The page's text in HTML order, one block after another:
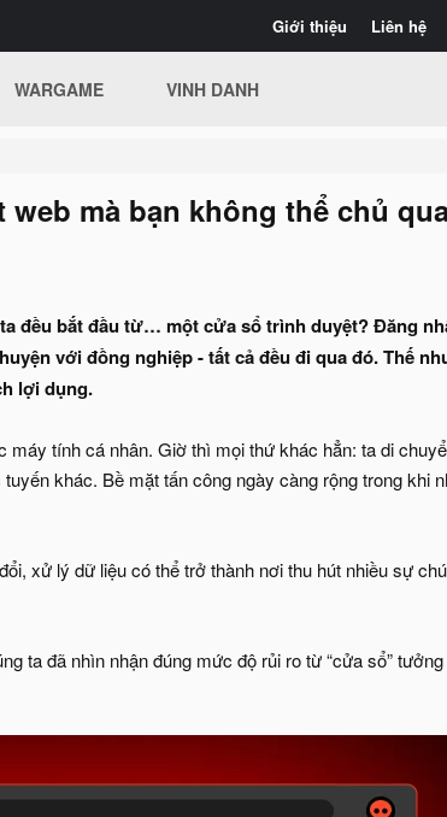
Giới thiệu Liên hệ
WARGAME VINH DANH
mà bạn không thể chủ
đều bắt đầu từ… một cửa sổ trình duyệt? Đăng
với đồng nghiệp - tất cả đều đi qua đó. Thế
lợi dụng.
tính cá nhân. Giờ thì mọi thứ khác hẳn: ta di
khác. Bề mặt tấn công ngày càng rộng trong khi
xử lý dữ liệu có thể trở thành nơi thu hút nhiều sự
ta đã nhìn nhận đúng mức độ rủi ro từ “cửa sổ”